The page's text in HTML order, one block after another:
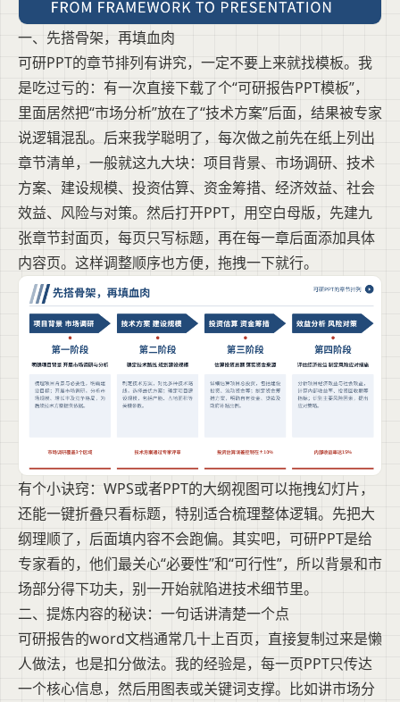
一、先搭骨架，再填血肉
可研PPT的章节排列有讲究，一定不要上来就找模板。我
是吃过亏的：有一次直接下载了个“可研报告PPT模板”，
里面居然把“市场分析”放在了“技术方案”后面，结果被专家
说逻辑混乱。后来我学聪明了，每次做之前先在纸上列出
章节清单，一般就这九大块：项目背景、市场调研、技术
方案、建设规模、投资估算、资金筹措、经济效益、社会
效益、风险与对策。然后打开PPT，用空白母版，先建九
张章节封面页，每页只写标题，再在每一章后面添加具体
内容页。这样调整顺序也方便，拖拽一下就行。
有个小诀窍：WPS或者PPT的大纲视图可以拖拽幻灯片，
还能一键折叠只看标题，特别适合梳理整体逻辑。先把大
纲理顺了，后面填内容不会跑偏。其实吧，可研PPT是给
专家看的，他们最关心“必要性”和“可行性”，所以背景和市
场部分得下功夫，别一开始就陷进技术细节里。
二、提炼内容的秘诀：一句话讲清楚一个点
可研报告的word文档通常几十上百页，直接复制过来是懒
人做法，也是扣分做法。我的经验是，每一页PPT只传达
一个核心信息，然后用图表或关键词支撑。比如讲市场分